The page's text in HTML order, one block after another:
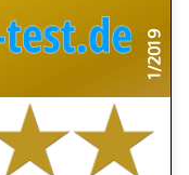
1/2019